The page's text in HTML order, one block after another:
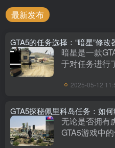
最新发布
GTA5的任务选择：“暗星”修改
暗星是一款
于对任务进行
的功能略弱，
2025-05-12
GTA5探秘佩里科岛任务：如
无论是否拥有
GTA5游戏中